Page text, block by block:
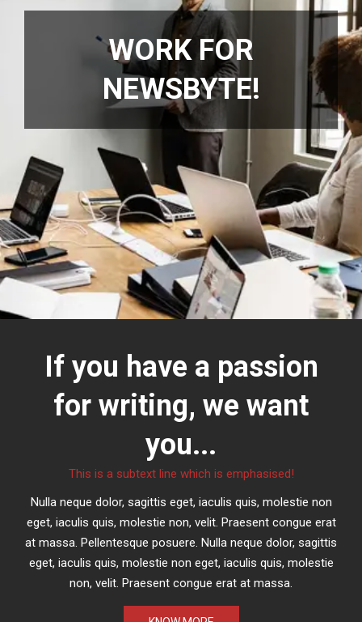
WORK FOR
NEWSBYTE!
If you have a passion
for writing, we want
you...
This is a subtext line which is emphasised!
Nulla neque dolor, sagittis eget, iaculis quis, molestie non
eget, iaculis quis, molestie non, velit. Praesent congue erat
at massa. Pellentesque posuere. Nulla neque dolor, sagittis
eget, iaculis quis, molestie non eget, iaculis quis, molestie
non, velit. Praesent congue erat at massa.